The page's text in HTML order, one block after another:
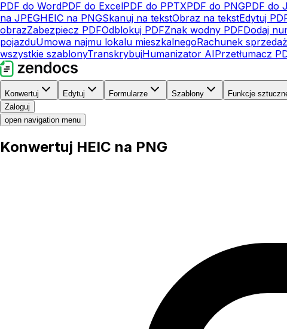
PDF do WordPDF do ExcelPDF do PPTXPDF do PNGPDF do
na JPEGHEIC na PNGSkanuj na tekstObraz na tekstEdytuj
obrazZabezpiecz PDFOdblokuj PDFZnak wodny PDFDodaj
pojazduUmowa najmu lokalu mieszkalnegoRachunek
wszystkie szablonyTranskrybujHumanizator AIPrzetłumacz
Konwertuj Edytuj Formularze Szablony
Funkcje
Zaloguj
open navigation menu
Konwertuj HEIC na PNG